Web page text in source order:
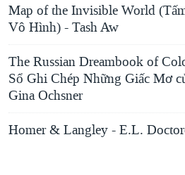
Map of the Invisible World
Vô Hình) - Tash Aw
The Russian Dreambook of
Sổ Ghi Chép Những Giấc Mơ
Gina Ochsner
Homer & Langley - E.L.